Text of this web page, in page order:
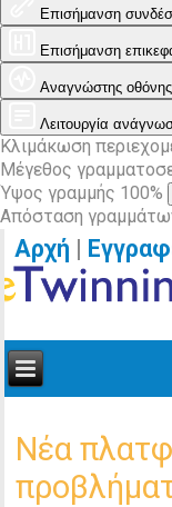
Επισήμανση
Επισήμανση
Αναγνώστης οθόνης
Λειτουργία
Κλιμάκωση
Μέγεθος
Ύψος γραμμής 100%
Απόσταση
Αρχή |
Νέα